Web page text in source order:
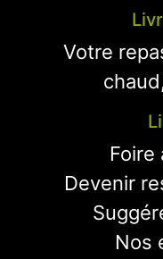
Votre
Foire
Devenir
Nos